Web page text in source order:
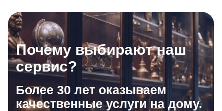
Почему выбирают наш
сервис?
Более 30 лет оказываем
качественные услуги на дому.